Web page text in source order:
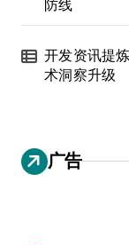
防线
开发资讯提
术洞察升级
广告